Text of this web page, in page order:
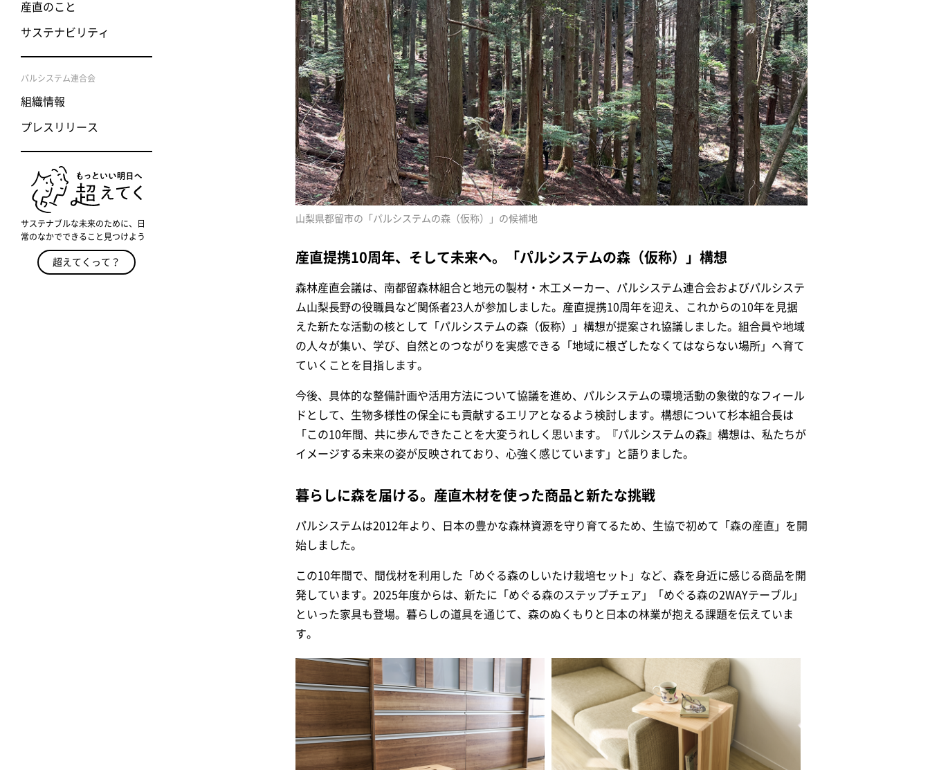
産直のこと
サステナビリティ
パルシステム連合会
組織情報
プレスリリース
サステナブルな未来のために、日
常のなかでできること見つけよう
超えてくって？
山梨県都留市の「パルシステムの森（仮称）」の候補地
産直提携10周年、そして未来へ。「パルシステムの森（仮称）」構想
森林産直会議は、南都留森林組合と地元の製材・木工メーカー、パルシステム連合会およびパルシステ
ム山梨長野の役職員など関係者23人が参加しました。産直提携10周年を迎え、これからの10年を見据
えた新たな活動の核として「パルシステムの森（仮称）」構想が提案され協議しました。組合員や地域
の人々が集い、学び、自然とのつながりを実感できる「地域に根ざしたなくてはならない場所」へ育て
ていくことを目指します。
今後、具体的な整備計画や活用方法について協議を進め、パルシステムの環境活動の象徴的なフィール
ドとして、生物多様性の保全にも貢献するエリアとなるよう検討します。構想について杉本組合長は
「この10年間、共に歩んできたことを大変うれしく思います。『パルシステムの森』構想は、私たちが
イメージする未来の姿が反映されており、心強く感じています」と語りました。
暮らしに森を届ける。産直木材を使った商品と新たな挑戦
パルシステムは2012年より、日本の豊かな森林資源を守り育てるため、生協で初めて「森の産直」を開
始しました。
この10年間で、間伐材を利用した「めぐる森のしいたけ栽培セット」など、森を身近に感じる商品を開
発しています。2025年度からは、新たに「めぐる森のステップチェア」「めぐる森の2WAYテーブル」
といった家具も登場。暮らしの道具を通じて、森のぬくもりと日本の林業が抱える課題を伝えていま
す。